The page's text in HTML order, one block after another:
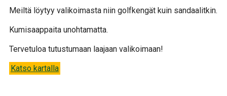
Meiltä löytyy valikoimasta niin golfkengät kuin sandaalitkin.
Kumisaappaita unohtamatta.
Tervetuloa tutustumaan laajaan valikoimaan!
Katso kartalla